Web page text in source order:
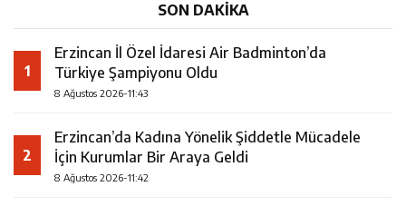
SON DAKİKA
1
Erzincan İl Özel İdaresi Air Badminton’da
Türkiye Şampiyonu Oldu
8 Ağustos 2026-11:43
2
Erzincan’da Kadına Yönelik Şiddetle Mücadele
İçin Kurumlar Bir Araya Geldi
8 Ağustos 2026-11:42